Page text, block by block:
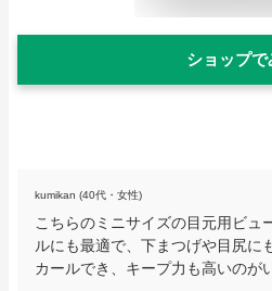
ショップで
kumikan (40代・女性)
こちらのミニサイズの目元用ビュ
ルにも最適で、下まつげや目尻に
カールでき、キープ力も高いのが